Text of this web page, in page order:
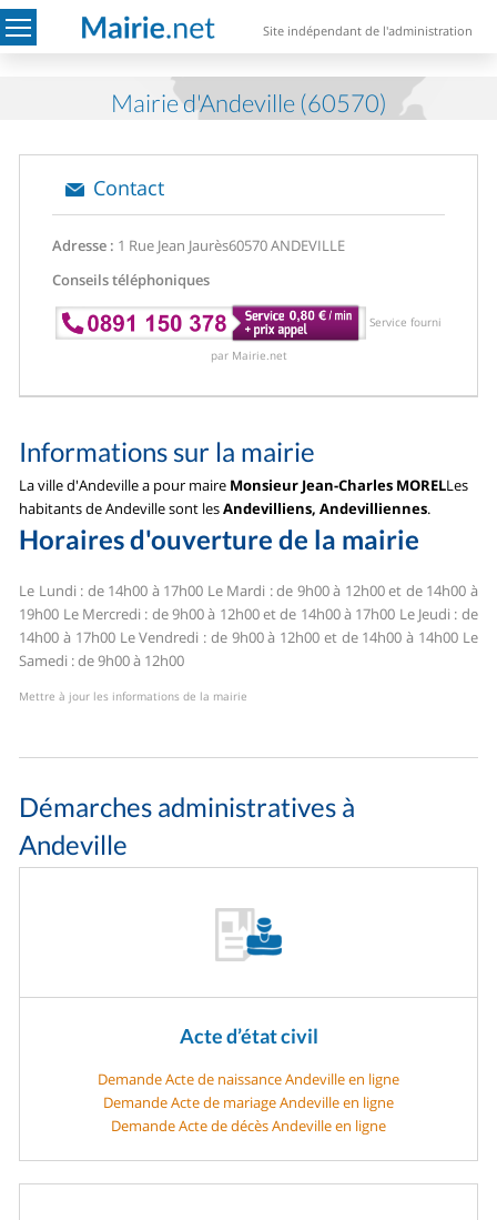
Site indépendant de l'administration
Mairie d'Andeville (60570)
Contact
Adresse : 1 Rue Jean Jaurès60570 ANDEVILLE
Conseils téléphoniques
Service fourni
par Mairie.net
Informations sur la mairie
La ville d'Andeville a pour maire Monsieur Jean-Charles MORELLes
habitants de Andeville sont lesAndevilliens, Andevilliennes.
Horaires d'ouverture de la mairie
Le Lundi : de 14h00 à 17h00 Le Mardi : de 9h00 à 12h00 et de 14h00 à
19h00 Le Mercredi : de 9h00 à 12h00 et de 14h00 à 17h00 Le Jeudi : de
14h00 à 17h00Le Vendredi : de 9h00 à 12h00 et de 14h00 à 14h00 Le
Samedi : de 9h00 à 12h00
Mettre à jour les informations de la mairie
Démarches administratives à
Andeville
Acte d’état civil
Demande Acte de naissance Andeville en ligne
Demande Acte de mariage Andeville en ligne
Demande Acte de décès Andeville en ligne